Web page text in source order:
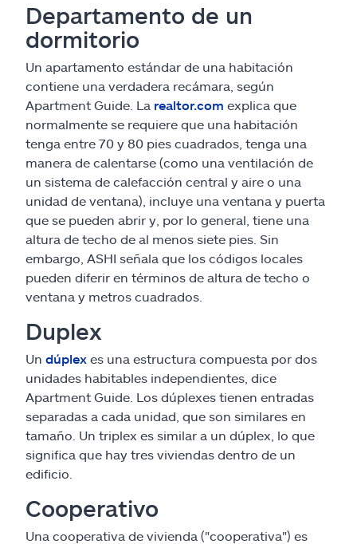
Departamento de un
dormitorio
Un apartamento estándar de una habitación
contiene una verdadera recámara, según
Apartment Guide. La realtor.com explica que
normalmente se requiere que una habitación
tenga entre 70 y 80 pies cuadrados, tenga una
manera de calentarse (como una ventilación de
un sistema de calefacción central y aire o una
unidad de ventana), incluye una ventana y puerta
que se pueden abrir y, por lo general, tiene una
altura de techo de al menos siete pies. Sin
embargo, ASHI señala que los códigos locales
pueden diferir en términos de altura de techo o
ventana y metros cuadrados.
Duplex
Un dúplex es una estructura compuesta por dos
unidades habitables independientes, dice
Apartment Guide. Los dúplexes tienen entradas
separadas a cada unidad, que son similares en
tamaño. Un triplex es similar a un dúplex, lo que
significa que hay tres viviendas dentro de un
edificio.
Cooperativo
Una cooperativa de vivienda ("cooperativa") es